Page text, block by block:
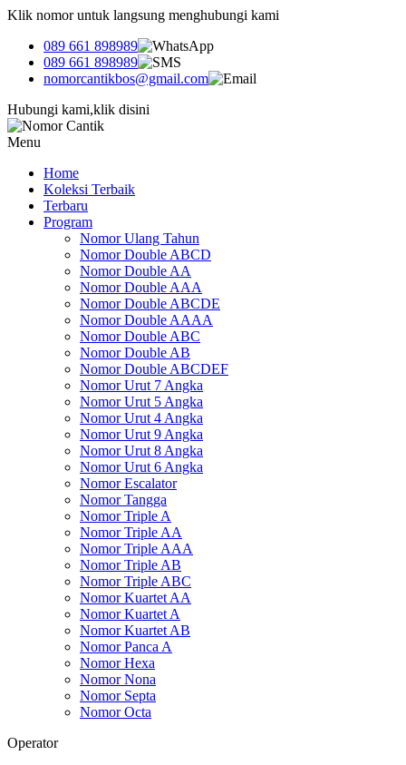
Klik nomor untuk langsung menghubungi kami
089 661 898989
089 661 898989
nomorcantikbos@gmail.com
Hubungi kami,klik disini
Menu
Home
Koleksi Terbaik
Terbaru
Program
Nomor Ulang Tahun
Nomor Double ABCD
Nomor Double AA
Nomor Double AAA
Nomor Double ABCDE
Nomor Double AAAA
Nomor Double ABC
Nomor Double AB
Nomor Double ABCDEF
Nomor Urut 7 Angka
Nomor Urut 5 Angka
Nomor Urut 4 Angka
Nomor Urut 9 Angka
Nomor Urut 8 Angka
Nomor Urut 6 Angka
Nomor Escalator
Nomor Tangga
Nomor Triple A
Nomor Triple AA
Nomor Triple AAA
Nomor Triple AB
Nomor Triple ABC
Nomor Kuartet AA
Nomor Kuartet A
Nomor Kuartet AB
Nomor Panca A
Nomor Hexa
Nomor Nona
Nomor Septa
Nomor Octa
Operator